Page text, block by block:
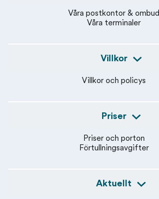
Våra postkontor & ombud
Våra terminaler
Villkor
Villkor och policys
Priser
Priser och porton
Förtullningsavgifter
Aktuellt